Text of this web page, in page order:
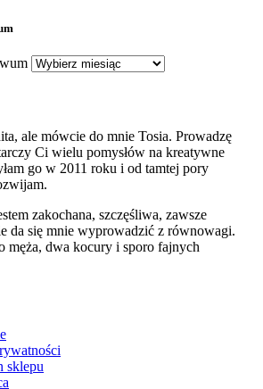
ale mówcie do mnie Tosia. Prowadzę
Ci wielu pomysłów na kreatywne
go w 2011 roku i od tamtej pory
zakochana, szczęśliwa, zawsze
da się mnie wyprowadzić z równowagi.
męża, dwa kocury i sporo fajnych
sklepu